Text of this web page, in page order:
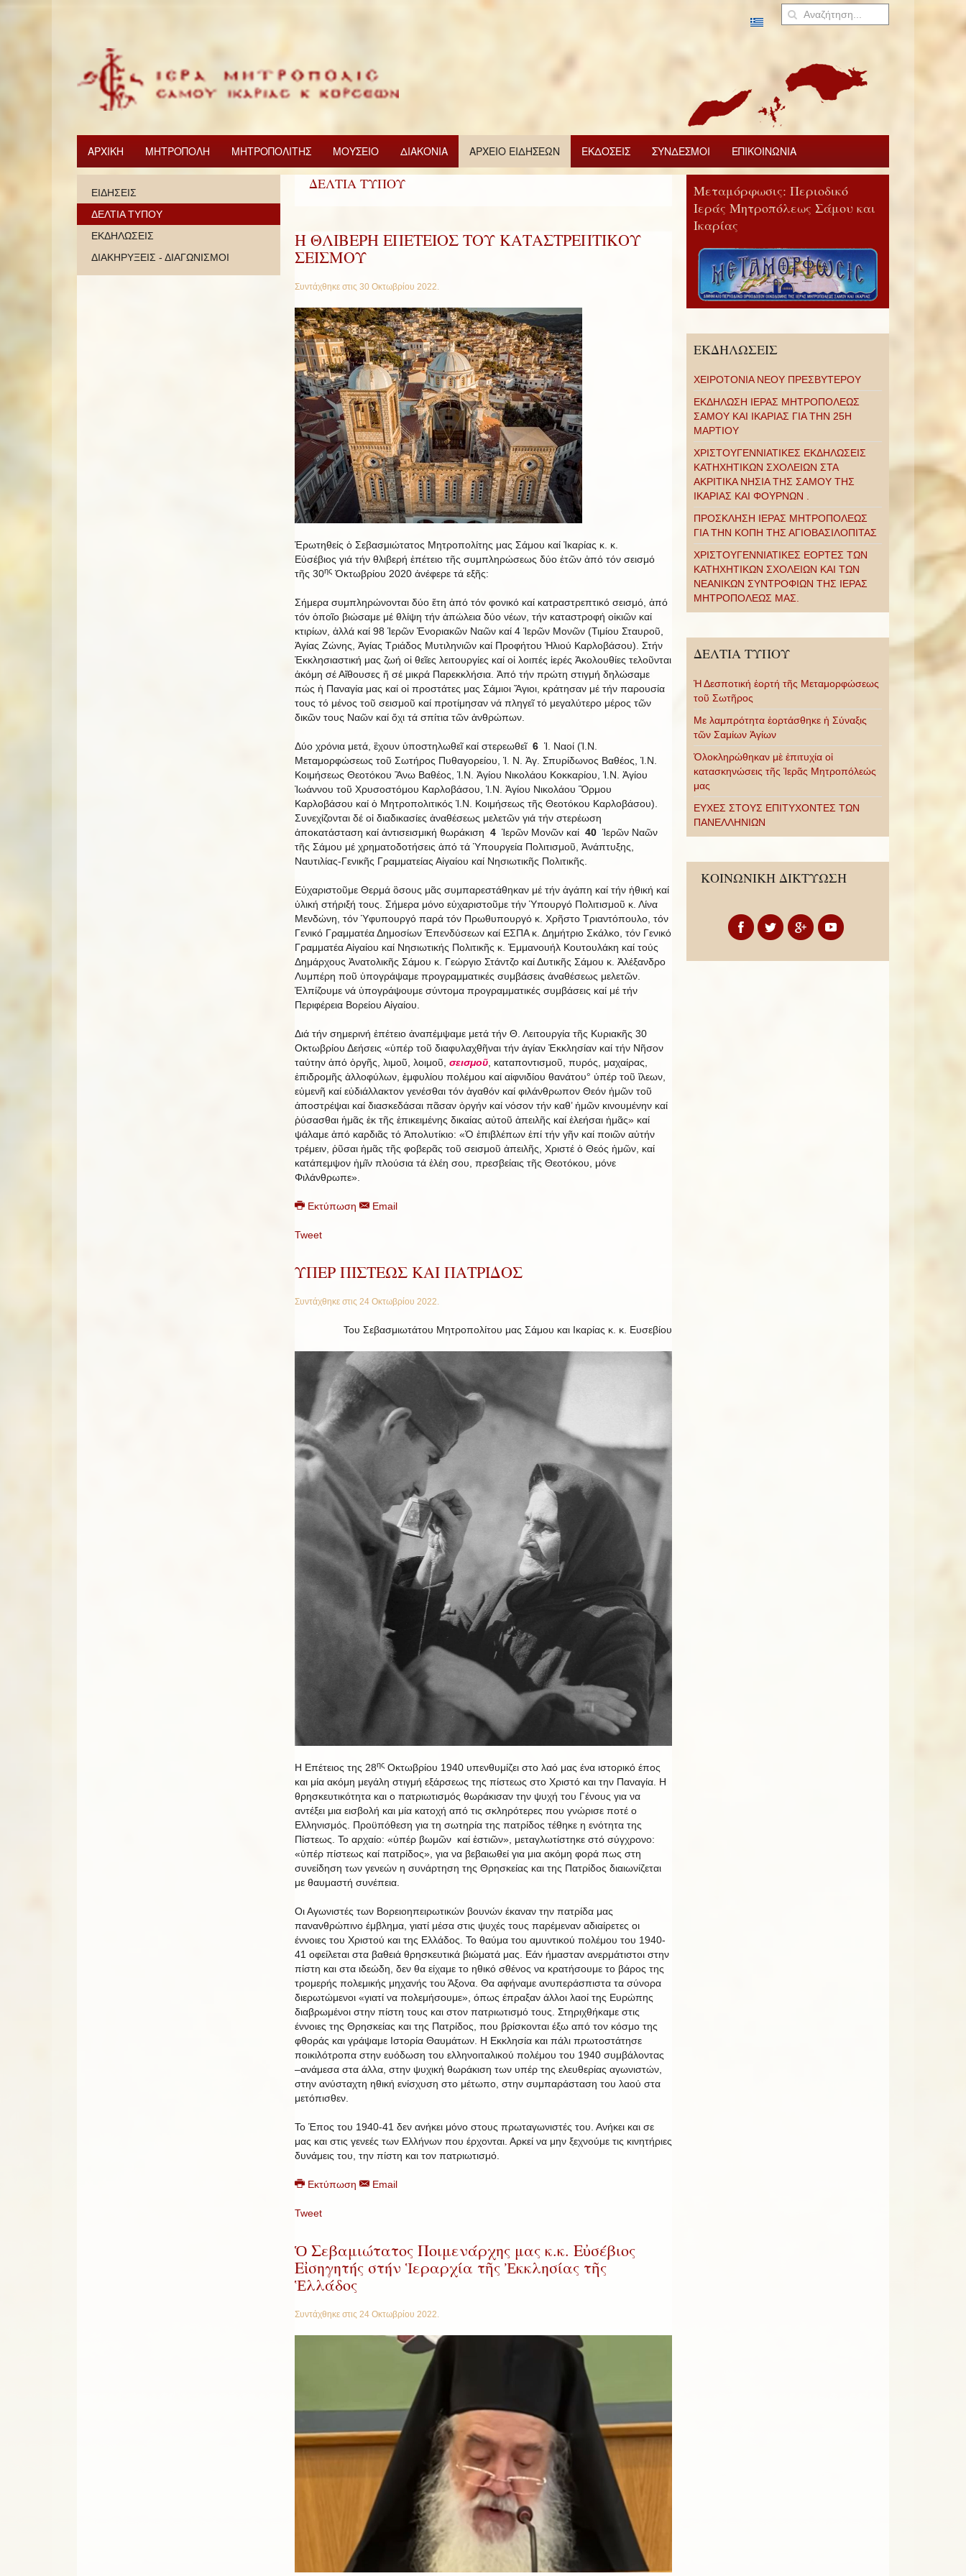
ΑΡΧΙΚΗ ΜΗΤΡΟΠΟΛΗ ΜΗΤΡΟΠΟΛΙΤΗΣ ΜΟΥΣΕΙΟ ΔΙΑΚΟΝΙΑ ΑΡΧΕΙΟ ΕΙΔΗΣΕΩΝ ΕΚΔΟΣΕΙΣ ΣΥΝΔΕΣΜΟΙ ΕΠΙΚΟΙΝΩΝΙΑ
ΔΕΛΤΙΑ ΤΥΠΟΥ
Η ΘΛΙΒΕΡΗ ΕΠΕΤΕΙΟΣ ΤΟΥ ΚΑΤΑΣΤΡΕΠΤΙΚΟΥ
ΣΕΙΣΜΟΥ
Συντάχθηκε στις 30 Οκτωβρίου 2022.
Ἐρωτηθείς ὁ Σεβασμιώτατος Μητροπολίτης μας Σάμου καί Ἰκαρίας κ. κ.
Εὐσέβιος γιά τήν θλιβερή ἐπέτειο τῆς συμπληρώσεως δύο ἐτῶν ἀπό τόν σεισμό
τῆς 30ηςὈκτωβρίου 2020 ἀνέφερε τά εξῆς:
Σήμερα συμπληρώνονται δύο ἔτη ἀπό τόν φονικό καί κατραστρεπτικό σεισμό, ἀπό
τόν ὁποῖο βιώσαμε μέ θλίψη τήν ἀπώλεια δύο νέων, τήν καταστροφή οἰκιῶν καί
κτιρίων, ἀλλά καί 98 Ἱερῶν Ἐνοριακῶν Ναῶν καί 4 Ἱερῶν Μονῶν (Τιμίου Σταυροῦ,
Ἁγίας Ζώνης, Ἁγίας Τριάδος Μυτιληνιῶν καί Προφήτου Ἠλιού Καρλοβάσου). Στήν
Ἐκκλησιαστική μας ζωή οἱ θεῖες λειτουργίες καί οἱ λοιπές ἱερές Ἀκολουθίες τελοῦνται
ἀκόμη σέ Αἴθουσες ἤ σέ μικρά Παρεκκλήσια. Ἀπό τήν πρώτη στιγμή δηλώσαμε
πώς ἡ Παναγία μας καί οἱ προστάτες μας Σάμιοι Ἅγιοι, κράτησαν μέ τήν παρουσία
τους τό μένος τοῦ σεισμοῦ καί προτίμησαν νά πληγεῖ τό μεγαλύτερο μέρος τῶν
δικῶν τους Ναῶν καί ὄχι τά σπίτια τῶν ἀνθρώπων.
Δύο χρόνια μετά, ἒχουν ὑποστηλωθεῖ καί στερεωθεῖ 6 Ἱ. Ναοί (Ἱ.Ν.
Μεταμορφώσεως τοῦ Σωτήρος Πυθαγορείου, Ἱ. Ν. Ἁγ. Σπυρίδωνος Βαθέος, Ἱ.Ν.
Κοιμήσεως Θεοτόκου Ἂνω Βαθέος, Ἱ.Ν. Ἁγίου Νικολάου Κοκκαρίου, Ἱ.Ν. Ἁγίου
Ἰωάννου τοῦ Χρυσοστόμου Καρλοβάσου, Ἱ.Ν. Ἁγίου Νικολάου Ὃρμου
Καρλοβάσου καί ὁ Μητροπολιτικός Ἱ.Ν. Κοιμήσεως τῆς Θεοτόκου Καρλοβάσου).
Συνεχίζονται δέ οἱ διαδικασίες ἀναθέσεως μελετῶν γιά τήν στερέωση
ἀποκατάσταση καί ἀντισεισμική θωράκιση 4Ἱερῶν Μονῶν καί 40Ἱερῶν Ναῶν
τῆς Σάμου μέ χρηματοδοτήσεις ἀπό τά Ὑπουργεία Πολιτισμοῦ, Ἁνάπτυξης,
Ναυτιλίας-Γενικῆς Γραμματείας Αἰγαίου καί Νησιωτικῆς Πολιτικῆς.
Εὐχαριστοῦμε Θερμά ὃσους μᾶς συμπαρεστάθηκαν μέ τήν ἀγάπη καί τήν ἠθική καί
ὑλική στήριξή τους. Σήμερα μόνο εὐχαριστοῦμε τήν Ὑπουργό Πολιτισμοῦ κ. Λίνα
Μενδώνη, τόν Ὑφυπουργό παρά τόν Πρωθυπουργό κ. Χρῆστο Τριαντόπουλο, τόν
Γενικό Γραμματέα Δημοσίων Ἐπενδύσεων καί ΕΣΠΑ κ. Δημήτριο Σκάλκο, τόν Γενικό
Γραμματέα Αἰγαίου καί Νησιωτικής Πολιτικῆς κ. Ἐμμανουήλ Κουτουλάκη καί τούς
Δημάρχους Ἀνατολικῆς Σάμου κ. Γεώργιο Στάντζο καί Δυτικῆς Σάμου κ. Ἀλέξανδρο
Λυμπέρη ποῦ ὑπογράψαμε προγραμματικές συμβάσεις ἀναθέσεως μελετῶν.
Ἐλπίζουμε νά ὑπογράψουμε σύντομα προγραμματικές συμβάσεις καί μέ τήν
Περιφέρεια Βορείου Αἰγαίου.
Διά τήν σημερινή ἐπέτειο ἀναπέμψαμε μετά τήν Θ. Λειτουργία τῆς Κυριακῆς 30
Οκτωβρίου Δεήσεις «ὑπέρ τοῦ διαφυλαχθῆναι τήν ἁγίαν Ἐκκλησίαν καί τήν Νῆσον
ταύτην ἀπό ὀργῆς, λιμοῦ, λοιμοῦ, σεισμοῦ, καταποντισμοῦ, πυρός, μαχαίρας,
ἐπιδρομῆς ἀλλοφύλων, ἐμφυλίου πολέμου καί αἰφνιδίου θανάτου° ὑπέρ τοῦ ἵλεων,
εὐμενῆ καί εὐδιάλλακτον γενέσθαι τόν ἀγαθόν καί φιλάνθρωπον Θεόν ἡμῶν τοῦ
ἀποστρέψαι καί διασκεδάσαι πᾶσαν ὀργήν καί νόσον τήν καθ’ ἡμῶν κινουμένην καί
ῥύσασθαι ἡμᾶς ἐκ τῆς ἐπικειμένης δικαίας αὐτοῦ ἀπειλῆς καί ἐλεήσαι ἡμᾶς» καί
ψάλαμε ἀπό καρδιᾶς τό Ἀπολυτίκιο: «Ὁ ἐπιβλέπων ἐπί τήν γῆν καί ποιῶν αὐτήν
τρέμειν, ῥῦσαι ἡμᾶς τῆς φοβερᾶς τοῦ σεισμοῦ ἀπειλῆς, Χριστέ ὁ Θεός ἡμῶν, καί
κατάπεμψον ἡμῖν πλούσια τά ἐλέη σου, πρεσβείαις τῆς Θεοτόκου, μόνε
Φιλάνθρωπε».
Εκτύπωση Email
Tweet
ΥΠΕΡ ΠΙΣΤΕΩΣ ΚΑΙ ΠΑΤΡΙΔΟΣ
Συντάχθηκε στις 24 Οκτωβρίου 2022.
Του Σεβασμιωτάτου Μητροπολίτου μας Σάμου και Ικαρίας κ. κ. Ευσεβίου
Η Επέτειος της 28ηςΟκτωβρίου 1940 υπενθυμίζει στο λαό μας ένα ιστορικό έπος
και μία ακόμη μεγάλη στιγμή εξάρσεως της πίστεως στο Χριστό και την Παναγία. Η
θρησκευτικότητα και ο πατριωτισμός θωράκισαν την ψυχή του Γένους για να
αντέξει μια εισβολή και μία κατοχή από τις σκληρότερες που γνώρισε ποτέ ο
Ελληνισμός. Προϋπόθεση για τη σωτηρία της πατρίδος τέθηκε η ενότητα της
Πίστεως. Το αρχαίο: «ὑπέρ βωμῶν καί ἑστιῶν», μεταγλωτίστηκε στό σύγχρονο:
«ὑπέρ πίστεως καί πατρίδος», για να βεβαιωθεί για μια ακόμη φορά πως στη
συνείδηση των γενεών η συνάρτηση της Θρησκείας και της Πατρίδος διαιωνίζεται
με θαυμαστή συνέπεια.
Οι Αγωνιστές των Βορειοηπειρωτικών βουνών έκαναν την πατρίδα μας
πανανθρώπινο έμβλημα, γιατί μέσα στις ψυχές τους παρέμεναν αδιαίρετες οι
έννοιες του Χριστού και της Ελλάδος. Το θαύμα του αμυντικού πολέμου του 1940-
41 οφείλεται στα βαθειά θρησκευτικά βιώματά μας. Εάν ήμασταν ανερμάτιστοι στην
πίστη και στα ιδεώδη, δεν θα είχαμε το ηθικό σθένος να κρατήσουμε το βάρος της
τρομερής πολεμικής μηχανής του Άξονα. Θα αφήναμε ανυπεράσπιστα τα σύνορα
διερωτώμενοι «γιατί να πολεμήσουμε», όπως έπραξαν άλλοι λαοί της Ευρώπης
διαβρωμένοι στην πίστη τους και στον πατριωτισμό τους. Στηριχθήκαμε στις
έννοιες της Θρησκείας και της Πατρίδος, που βρίσκονται έξω από τον κόσμο της
φθοράς και γράψαμε Ιστορία Θαυμάτων. Η Εκκλησία και πάλι πρωτοστάτησε
ποικιλότροπα στην ευόδωση του ελληνοιταλικού πολέμου του 1940 συμβάλοντας
–ανάμεσα στα άλλα, στην ψυχική θωράκιση των υπέρ της ελευθερίας αγωνιστών,
στην ανύσταχτη ηθική ενίσχυση στο μέτωπο, στην συμπαράσταση του λαού στα
μετόπισθεν.
Το Έπος του 1940-41 δεν ανήκει μόνο στους πρωταγωνιστές του. Ανήκει και σε
μας και στις γενεές των Ελλήνων που έρχονται. Αρκεί να μην ξεχνούμε τις κινητήριες
δυνάμεις του, την πίστη και τον πατριωτισμό.
Εκτύπωση Email
Tweet
Ὁ Σεβαμιώτατος Ποιμενάρχης μας κ.κ. Εὐσέβιος
Εἰσηγητής στήν Ἱεραρχία τῆς Ἐκκλησίας τῆς
Ἑλλάδος
Συντάχθηκε στις 24 Οκτωβρίου 2022.
ΕΙΔΗΣΕΙΣ
ΔΕΛΤΙΑ ΤΥΠΟΥ
ΕΚΔΗΛΩΣΕΙΣ
ΔΙΑΚΗΡΥΞΕΙΣ - ΔΙΑΓΩΝΙΣΜΟΙ
Μεταμόρφωσις: Περιοδικό
Ιεράς Μητροπόλεως Σάμου και
Ικαρίας
ΕΚΔΗΛΩΣΕΙΣ
ΧΕΙΡΟΤΟΝΙΑ ΝΕΟΥ ΠΡΕΣΒΥΤΕΡΟΥ
ΕΚΔΗΛΩΣΗ ΙΕΡΑΣ ΜΗΤΡΟΠΟΛΕΩΣ
ΣΑΜΟΥ ΚΑΙ ΙΚΑΡΙΑΣ ΓΙΑ ΤΗΝ 25Η
ΜΑΡΤΙΟΥ
ΧΡΙΣΤΟΥΓΕΝΝΙΑΤΙΚΕΣ ΕΚΔΗΛΩΣΕΙΣ
ΚΑΤΗΧΗΤΙΚΩΝ ΣΧΟΛΕΙΩΝ ΣΤΑ
ΑΚΡΙΤΙΚΑ ΝΗΣΙΑ ΤΗΣ ΣΑΜΟΥ ΤΗΣ
ΙΚΑΡΙΑΣ ΚΑΙ ΦΟΥΡΝΩΝ .
ΠΡΟΣΚΛΗΣΗ ΙΕΡΑΣ ΜΗΤΡΟΠΟΛΕΩΣ
ΓΙΑ ΤΗΝ ΚΟΠΗ ΤΗΣ ΑΓΙΟΒΑΣΙΛΟΠΙΤΑΣ
ΧΡΙΣΤΟΥΓΕΝΝΙΑΤΙΚΕΣ ΕΟΡΤΕΣ ΤΩΝ
ΚΑΤΗΧΗΤΙΚΩΝ ΣΧΟΛΕΙΩΝ ΚΑΙ ΤΩΝ
ΝΕΑΝΙΚΩΝ ΣΥΝΤΡΟΦΙΩΝ ΤΗΣ ΙΕΡΑΣ
ΜΗΤΡΟΠΟΛΕΩΣ ΜΑΣ.
ΔΕΛΤΙΑ ΤΥΠΟΥ
Ἡ Δεσποτική ἑορτή τῆς Μεταμορφώσεως
τοῦ Σωτῆρος
Με λαμπρότητα ἑορτάσθηκε ἡ Σύναξις
τῶν Σαμίων Ἁγίων
Ὁλοκληρώθηκαν μὲ ἐπιτυχία οἱ
κατασκηνώσεις τῆς Ἱερᾶς Μητροπόλεώς
μας
ΕΥΧΕΣ ΣΤΟΥΣ ΕΠΙΤΥΧΟΝΤΕΣ ΤΩΝ
ΠΑΝΕΛΛΗΝΙΩΝ
ΚΟΙΝΩΝΙΚΗ ΔΙΚΤΥΩΣΗ